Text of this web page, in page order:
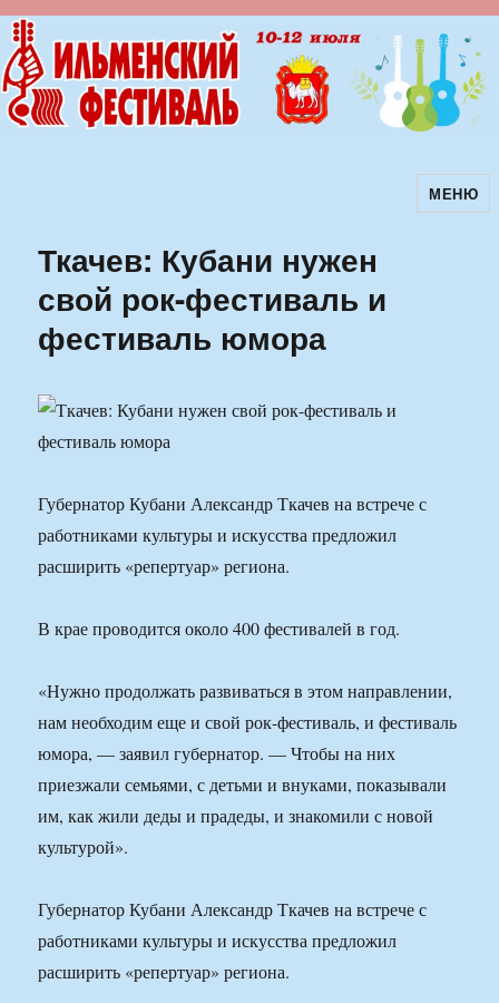
Ильменский фестиваль авторскойМЕНЮ
Ткачев: Кубани нужен
свой рок-фестиваль и
фестиваль юмора
Губернатор Кубани Александр Ткачев на встрече с
работниками культуры и искусства предложил
расширить «репертуар» региона.
В крае проводится около 400 фестивалей в год.
«Нужно продолжать развиваться в этом направлении,
нам необходим еще и свой рок-фестиваль, и фестиваль
юмора, — заявил губернатор. — Чтобы на них
приезжали семьями, с детьми и внуками, показывали
им, как жили деды и прадеды, и знакомили с новой
культурой».
Губернатор Кубани Александр Ткачев на встрече с
работниками культуры и искусства предложил
расширить «репертуар» региона.